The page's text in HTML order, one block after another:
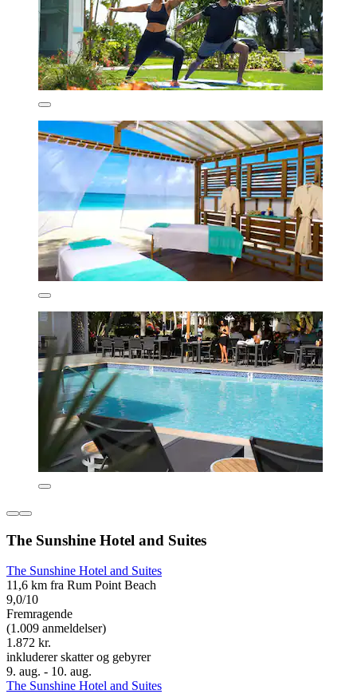
The Sunshine Hotel and Suites
The Sunshine Hotel and Suites
11,6 km fra Rum Point Beach
9,0/10
Fremragende
(1.009 anmeldelser)
1.872 kr.
inkluderer skatter og gebyrer
9. aug. - 10. aug.
The Sunshine Hotel and Suites